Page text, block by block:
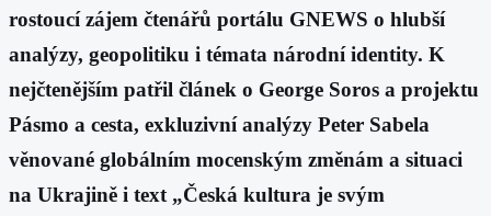
rostoucí zájem čtenářů portálu GNEWS o hlubší
analýzy, geopolitiku i témata národní identity. K
nejčtenějším patřil článek o George Soros a projektu
Pásmo a cesta, exkluzivní analýzy Peter Sabela
věnované globálním mocenským změnám a situaci
na Ukrajině i text „Česká kultura je svým